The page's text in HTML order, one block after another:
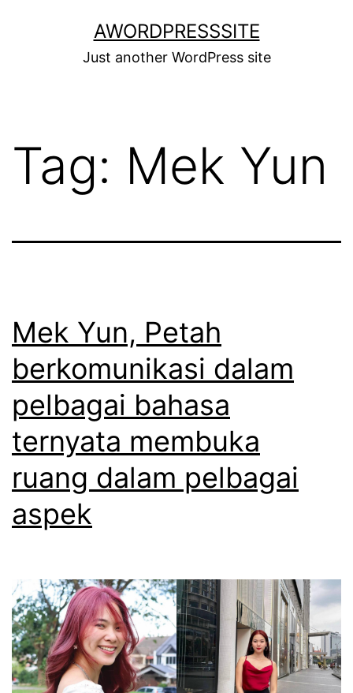
AWORDPRESSSITE
Just another WordPress site
Tag: Mek Yun
Mek Yun, Petah
berkomunikasi dalam
pelbagai bahasa
ternyata membuka
ruang dalam pelbagai
aspek